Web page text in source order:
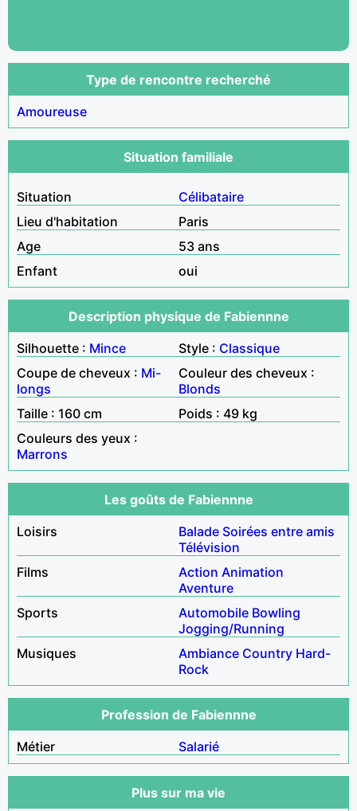
Type de rencontre recherché
Amoureuse
Situation familiale
Situation
Célibataire
Lieu d'habitation
Paris
Age
53 ans
Enfant
oui
Description physique de Fabiennne
Silhouette : Mince Style : Classique
Coupe de cheveux : Mi-
longs
Couleur des cheveux :
Blonds
Taille : 160 cm
Poids : 49 kg
Couleurs des yeux :
Marrons
Les goûts de Fabiennne
Loisirs
Balade Soirées entre amis
Télévision
Films
Action Animation
Aventure
Sports
Automobile Bowling
Jogging/Running
Musiques
Ambiance Country Hard-
Rock
Profession de Fabiennne
Métier
Salarié
Plus sur ma vie